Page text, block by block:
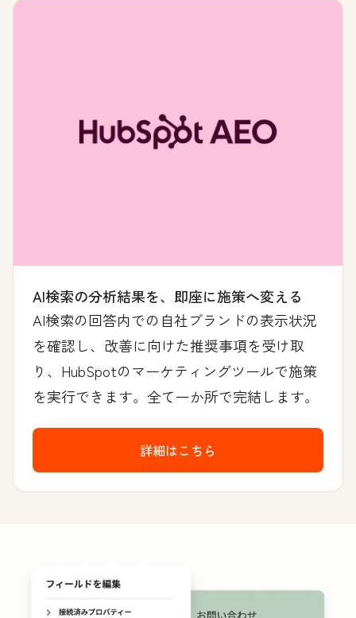
AI検索の分析結果を、即座に施策へ変える
AI検索の回答内での自社ブランドの表示状況
を確認し、改善に向けた推奨事項を受け取
り、HubSpotのマーケティングツールで施策
を実行できます。全て一か所で完結します。
詳細はこちら